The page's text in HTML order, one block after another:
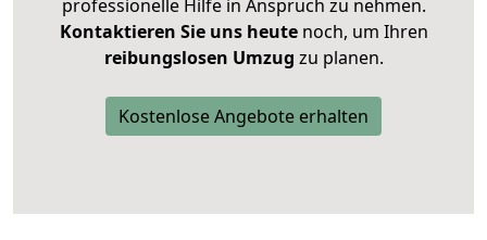
professionelle Hilfe in Anspruch zu nehmen.
Kontaktieren Sie uns heutenoch, um Ihren
reibungslosen Umzug zu planen.
Kostenlose Angebote erhalten